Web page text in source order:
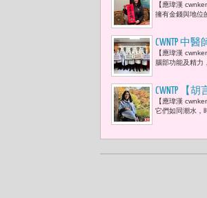
找到真正
【應瑋漢
擁有金錢與地位
CWNTP 中
持身體新
【應瑋漢
腦部功能及精力
CWNTP 【
感謝我們
【應瑋漢
它們如同潮水，